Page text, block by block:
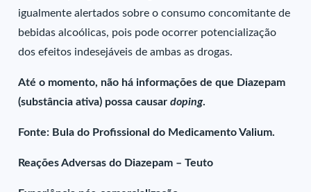
igualmente alertados sobre o consumo concomitante de
bebidas alcoólicas, pois pode ocorrer potencialização
dos efeitos indesejáveis de ambas as drogas.
Até o momento, não há informações de que Diazepam
(substância ativa) possa causardoping.
Fonte: Bula do Profissional do Medicamento Valium.
Reações Adversas do Diazepam – Teuto